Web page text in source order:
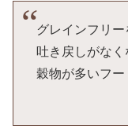
グレインフリー
吐き戻しがなく
穀物が多いフー